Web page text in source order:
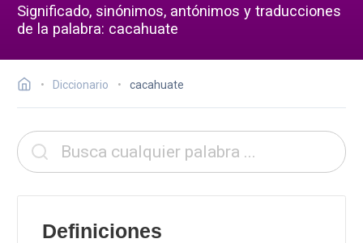
Significado, sinónimos, antónimos y traducciones
de la palabra: cacahuate
Diccionario cacahuate
Definiciones